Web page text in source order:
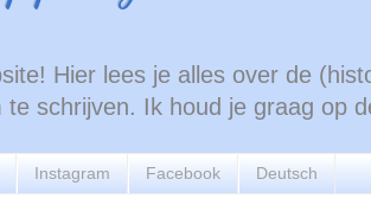
Hier lees je alles over de
schrijven. Ik houd je graag op
Instagram Facebook Deutsch